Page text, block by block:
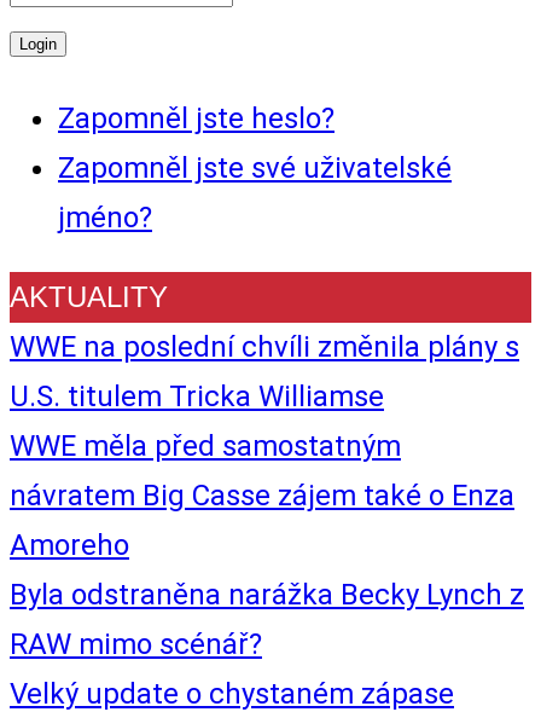
Zapomněl jste heslo?
Zapomněl jste své uživatelské
jméno?
AKTUALITY
WWE na poslední chvíli změnila plány s
U.S. titulem Tricka Williamse
WWE měla před samostatným
návratem Big Casse zájem také o Enza
Amoreho
Byla odstraněna narážka Becky Lynch z
RAW mimo scénář?
Velký update o chystaném zápase